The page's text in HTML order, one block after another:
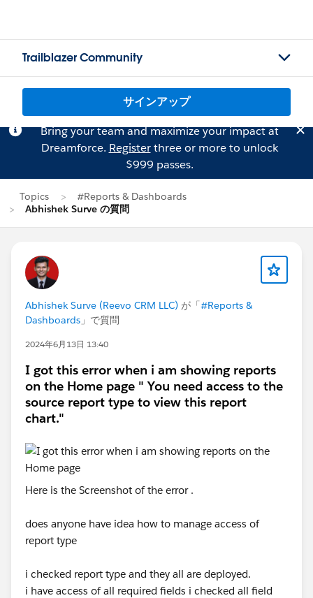
Trailblazer Community
サインアップ
Bring your team and maximize your impact at
Dreamforce. Registerthree or more to unlock
$999 passes.
Topics
#Reports & Dashboards
Abhishek Surve の質問
Abhishek Surve (Reevo CRM LLC) が「#Reports &
Dashboards 」で質問
2024年6月13日 13:40
I got this error when i am showing reports
on the Home page " You need access to the
source report type to view this report
chart."
Here is the Screenshot of the error .
does anyone have idea how to manage access of
report type
i checked report type and they all are deployed.
i have access of all required fields i checked all field